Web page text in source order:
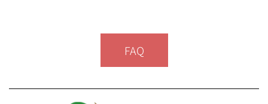
FAQ